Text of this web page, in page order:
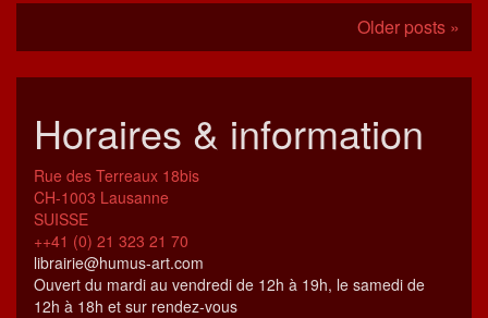
Older posts »
Horaires & information
Rue des Terreaux 18bis
CH-1003 Lausanne
SUISSE
++41 (0) 21 323 21 70
librairie@humus-art.com
Ouvert du mardi au vendredi de 12h à 19h, le samedi de
12h à 18h et sur rendez-vous